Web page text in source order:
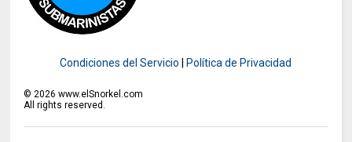
Condiciones del Servicio Política de Privacidad
©2026 www.elSnorkel.com
All rights reserved.